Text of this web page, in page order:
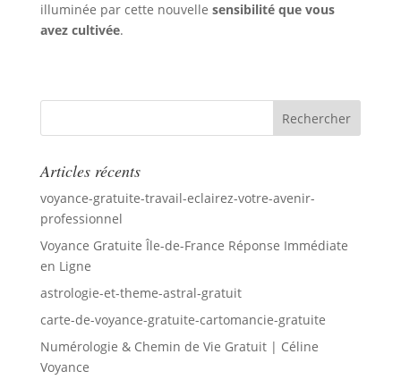
illuminée par cette nouvelle sensibilité que vous
avez cultivée.
Articles récents
voyance-gratuite-travail-eclairez-votre-avenir-
professionnel
Voyance Gratuite Île-de-France Réponse Immédiate
en Ligne
astrologie-et-theme-astral-gratuit
carte-de-voyance-gratuite-cartomancie-gratuite
Numérologie & Chemin de Vie Gratuit | Céline
Voyance